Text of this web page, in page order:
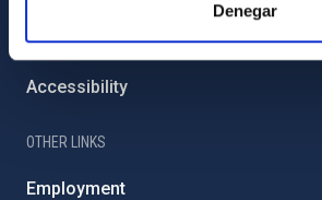
Denegar
Cookies policy
Accessibility
OTHER LINKS
Employment